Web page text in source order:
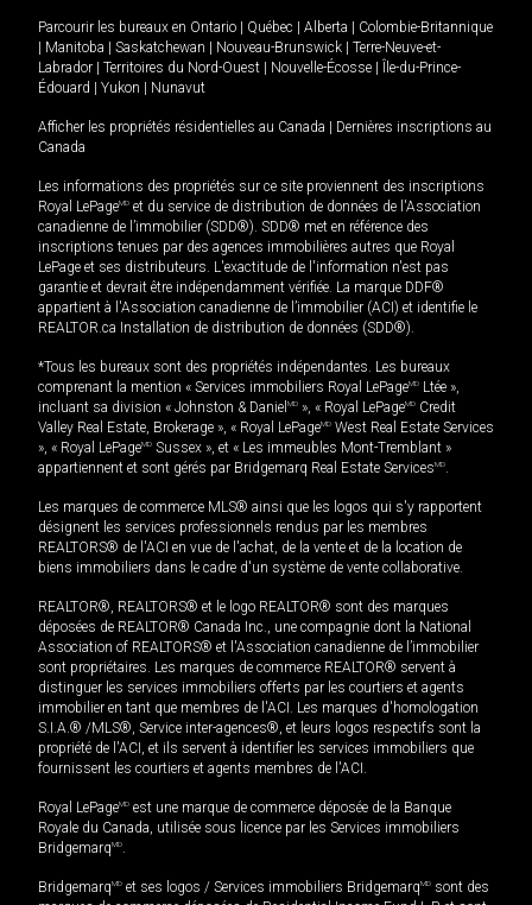
Parcourir les bureaux en Ontario Québec Alberta
Colombie-Britannique
Manitoba Saskatchewan Nouveau-Brunswick
Terre-Neuve-et-
Labrador
Territoires du Nord-Ouest Nouvelle-Écosse
Île-du-Prince-
Édouard
Yukon Nunavut
Afficher les propriétés résidentielles au Canada
Dernières inscriptions au
Canada
Les informations des propriétés sur ce site proviennent des inscriptions
Royal LePageMD et du service de distribution de données de l'Association
canadienne de l’immobilier (SDD®). SDD® met en référence des
inscriptions tenues par des agences immobilières autres que Royal
LePage et ses distributeurs. L'exactitude de l'information n'est pas
garantie et devrait être indépendamment vérifiée. La marque DDF®
appartient à l'Association canadienne de l’immobilier (ACI) et identifie le
REALTOR.ca Installation de distribution de données (SDD®).
*Tous les bureaux sont des propriétés indépendantes. Les bureaux
comprenant la mention « Services immobiliers Royal LePageMD Ltée »,
incluant sa division « Johnston & Daniel MD », « Royal LePageMD Credit
Valley Real Estate, Brokerage », « Royal LePageMD West Real Estate Services
», « Royal LePageMD Sussex », et « Les immeubles Mont-Tremblant »
appartiennent et sont gérés par Bridgemarq Real Estate ServicesMD.
Les marques de commerce MLS® ainsi que les logos qui s'y rapportent
désignent les services professionnels rendus par les membres
REALTORS® de l'ACI en vue de l'achat, de la vente et de la location de
biens immobiliers dans le cadre d'un système de vente collaborative.
REALTOR®, REALTORS® et le logo REALTOR® sont des marques
déposées de REALTOR® Canada Inc., une compagnie dont la National
Association of REALTORS® et l'Association canadienne de l’immobilier
sont propriétaires. Les marques de commerce REALTOR® servent à
distinguer les services immobiliers offerts par les courtiers et agents
immobilier en tant que membres de l'ACI. Les marques d'homologation
S.I.A.® /MLS®, Service inter-agences®, et leurs logos respectifs sont la
propriété de l'ACI, et ils servent à identifier les services immobiliers que
fournissent les courtiers et agents membres de l'ACI.
Royal LePageMD est une marque de commerce déposée de la Banque
Royale du Canada, utilisée sous licence par les Services immobiliers
BridgemarqMD.
BridgemarqMD et ses logos / Services immobiliers BridgemarqMD sont des